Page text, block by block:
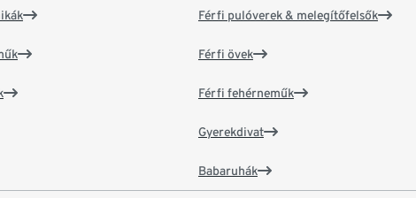
Férfi pulóverek & melegítőfelsők
Férfi övek
Férfi fehérneműk
Gyerekdivat
Babaruhák